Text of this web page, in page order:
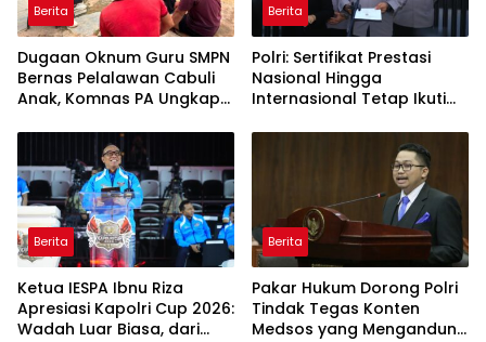
Berita
Dugaan Oknum Guru SMPN
Bernas Pelalawan Cabuli
Anak, Komnas PA Ungkap
Polres Sejak Juli
Berita
Polri: Sertifikat Prestasi
Nasional Hingga
Internasional Tetap Ikuti
Rekrutmen Polri
Berita
Ketua IESPA Ibnu Riza
Apresiasi Kapolri Cup 2026:
Wadah Luar Biasa, dari
Berita
Pakar Hukum Dorong Polri
Tindak Tegas Konten
Medsos yang Mengandung